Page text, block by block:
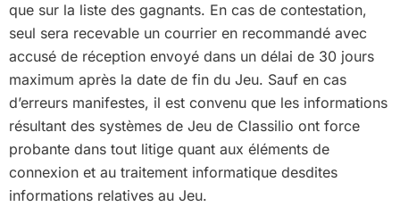
que sur la liste des gagnants. En cas de contestation,
seul sera recevable un courrier en recommandé avec
accusé de réception envoyé dans un délai de 30 jours
maximum après la date de fin du Jeu. Sauf en cas
d’erreurs manifestes, il est convenu que les informations
résultant des systèmes de Jeu de Classilio ont force
probante dans tout litige quant aux éléments de
connexion et au traitement informatique desdites
informations relatives au Jeu.